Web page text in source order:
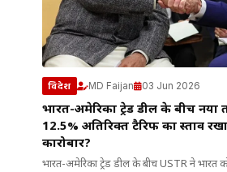
विदेश MD Faijan 03 Jun 2026
भारत-अमेरिका ट्रेड डील के बीच नया
12.5% अतिरिक्त टैरिफ का प्रस्ताव
कारोबार?
भारत-अमेरिका ट्रेड डील के बीच USTR ने भारत